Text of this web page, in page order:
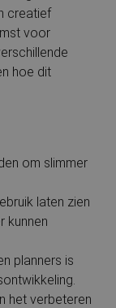
creatief
voor
hoe dit
om slimmer
laten zien
kunnen
planners is
het verbeteren